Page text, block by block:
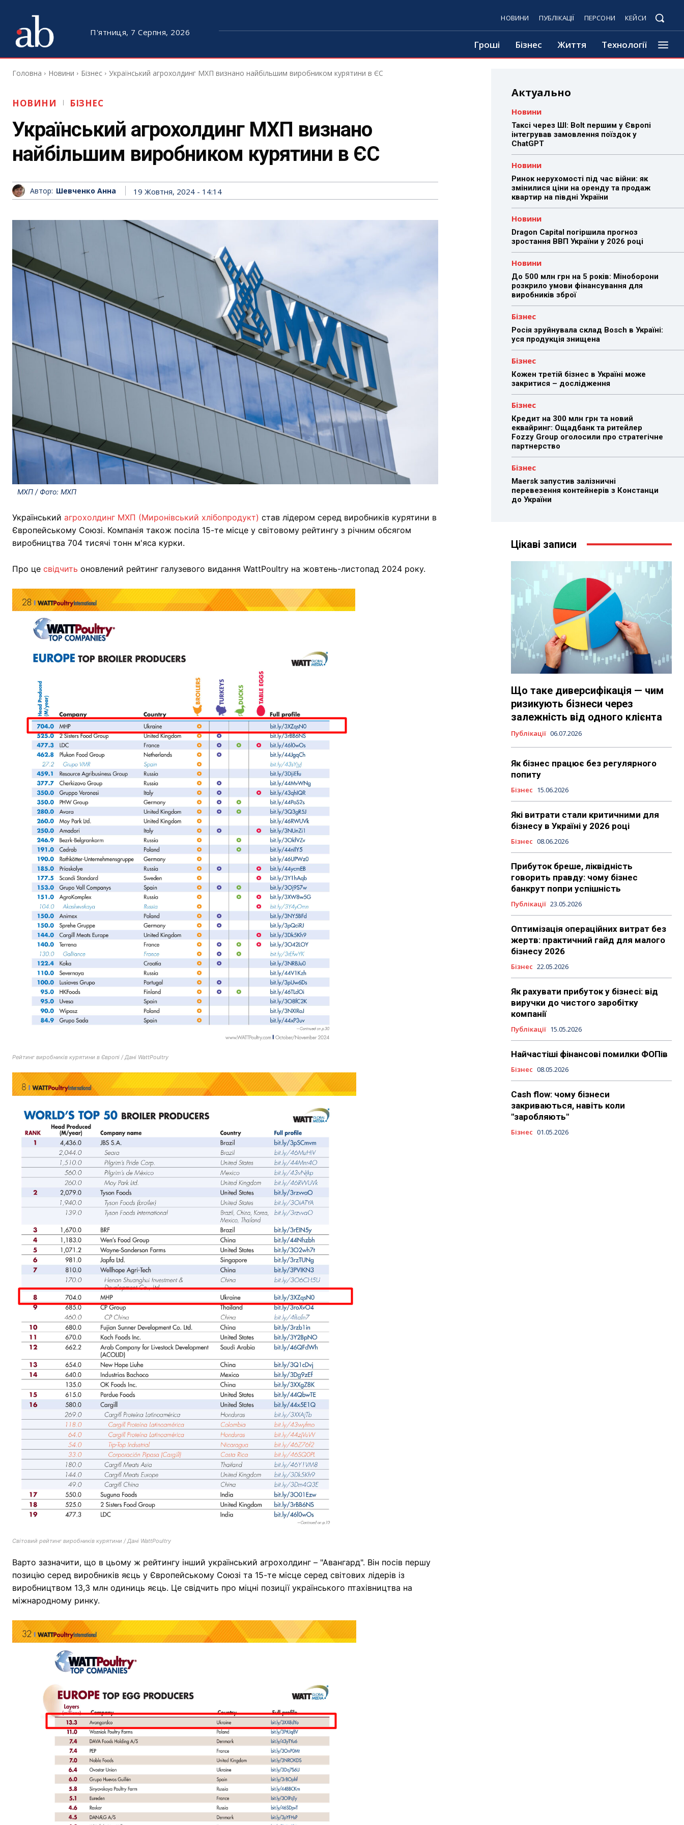
П'ятниця, 7 Серпня, 2026
НОВИНИ ПУБЛІКАЦІЇ ПЕРСОНИ КЕЙСИ
Гроші Бізнес Життя Технології
Головна Новини Бізнес Український агрохолдинг МХП визнано найбільшим виробником курятини в ЄС
НОВИНИ БІЗНЕС
Український агрохолдинг МХП визнано
найбільшим виробником курятини в ЄС
Автор: Шевченко Анна 19 Жовтня, 2024 - 14:14
МХП / Фото: МХП
Український агрохолдинг МХП (Миронівський хлібопродукт) став лідером серед виробників курятини в
Європейському Союзі. Компанія також посіла 15-те місце у світовому рейтингу з річним обсягом
виробництва 704 тисячі тонн м'яса курки.
Про це свідчить оновлений рейтинг галузевого видання WattPoultry на жовтень-листопад 2024 року.
Рейтинг виробників курятини в Європі / Дані WattPoultry
Світовий рейтинг виробників курятини / Дані WattPoultry
Варто зазначити, що в цьому ж рейтингу інший український агрохолдинг – "Авангард". Він посів першу
позицію серед виробників яєць у Європейському Союзі та 15-те місце серед світових лідерів із
виробництвом 13,3 млн одиниць яєць. Це свідчить про міцні позиції українського птахівництва на
міжнародному ринку.
Актуально
Новини
Таксі через ШІ: Bolt першим у Європі
інтегрував замовлення поїздок у
ChatGPT
Новини
Ринок нерухомості під час війни: як
змінилися ціни на оренду та продаж
квартир на півдні України
Новини
Dragon Capital погіршила прогноз
зростання ВВП України у 2026 році
Новини
До 500 млн грн на 5 років: Міноборони
розкрило умови фінансування для
виробників зброї
Бізнес
Росія зруйнувала склад Bosch в Україні:
уся продукція знищена
Бізнес
Кожен третій бізнес в Україні може
закритися – дослідження
Бізнес
Кредит на 300 млн грн та новий
еквайринг: Ощадбанк та ритейлер
Fozzy Group оголосили про стратегічне
партнерство
Бізнес
Maersk запустив залізничні
перевезення контейнерів з Констанци
до України
Цікаві записи
Що таке диверсифікація — чим
ризикують бізнеси через
залежність від одного клієнта
Публікації 06.07.2026
Як бізнес працює без регулярного
попиту
Бізнес 15.06.2026
Які витрати стали критичними для
бізнесу в Україні у 2026 році
Бізнес 08.06.2026
Прибуток бреше, ліквідність
говорить правду: чому бізнес
банкрут попри успішність
Публікації 23.05.2026
Оптимізація операційних витрат без
жертв: практичний гайд для малого
бізнесу 2026
Бізнес 22.05.2026
Як рахувати прибуток у бізнесі: від
виручки до чистого заробітку
компанії
Публікації 15.05.2026
Найчастіші фінансові помилки ФОПів
Бізнес 08.05.2026
Cash flow: чому бізнеси
закриваються, навіть коли
"заробляють"
Бізнес 01.05.2026